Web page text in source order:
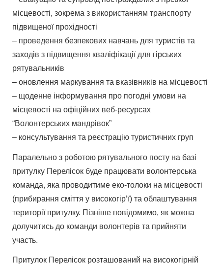
місцевості, зокрема з використанням транспорту
підвищеної прохідності
– проведення безпекових навчань для туристів та
заходів з підвищення кваліфікації для гірських
рятувальників
– оновлення маркування та вказівників на місцевості
– щоденне інформування про погодні умови на
місцевості на офіційних веб-ресурсах
“Волонтерських мандрівок”
– консультування та реєстрацію туристичних груп
Паралельно з роботою рятувального посту на базі
притулку Перелісок буде працювати волонтерська
команда, яка проводитиме еко-толоки на місцевості
(прибирання сміття у високогір’ї) та облаштування
території притулку. Пізніше повідомимо, як можна
долучитись до команди волонтерів та прийняти
участь.
Притулок Перелісок розташований на високогірній